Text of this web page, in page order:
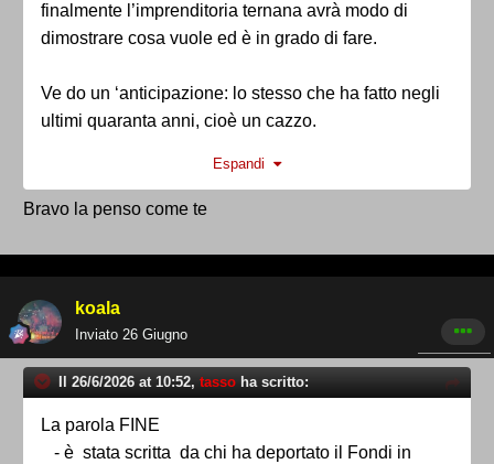
finalmente l’imprenditoria ternana avrà modo di
dimostrare cosa vuole ed è in grado di fare.
Ve do un ‘anticipazione: lo stesso che ha fatto negli
ultimi quaranta anni, cioè un cazzo.
Intendiamoci, non sono obblligati, ma manco a farli
passà per “vittime”
Espandi
Bravo la penso come te
koala
Inviato 26 Giugno
Il 26/6/2026 at 10:52, tasso ha scritto:
La parola FINE
- è stata scritta da chi ha deportato il Fondi in